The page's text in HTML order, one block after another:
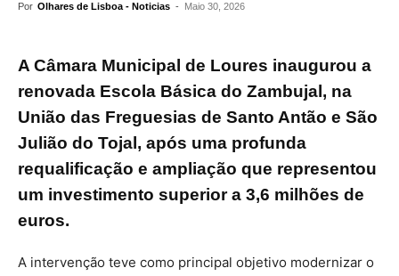
Por Olhares de Lisboa - Noticias - Maio 30, 2026
A Câmara Municipal de Loures inaugurou a
renovada Escola Básica do Zambujal, na
União das Freguesias de Santo Antão e São
Julião do Tojal, após uma profunda
requalificação e ampliação que representou
um investimento superior a 3,6 milhões de
euros.
A intervenção teve como principal objetivo modernizar o